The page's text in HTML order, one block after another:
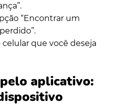
“Encontrar um
celular que você deseja
aplicativo: